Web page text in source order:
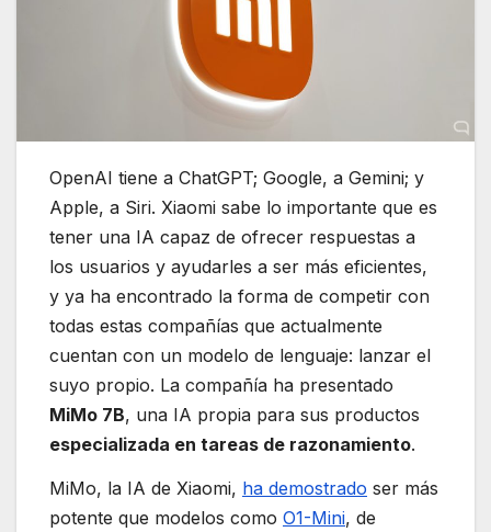
OpenAI tiene a ChatGPT; Google, a Gemini; y
Apple, a Siri. Xiaomi sabe lo importante que es
tener una IA capaz de ofrecer respuestas a
los usuarios y ayudarles a ser más eficientes,
y ya ha encontrado la forma de competir con
todas estas compañías que actualmente
cuentan con un modelo de lenguaje: lanzar el
suyo propio. La compañía ha presentado
MiMo 7B, una IA propia para sus productos
especializada en tareas de razonamiento.
MiMo, la IA de Xiaomi, ha demostrado ser más
potente que modelos como O1-Mini, de